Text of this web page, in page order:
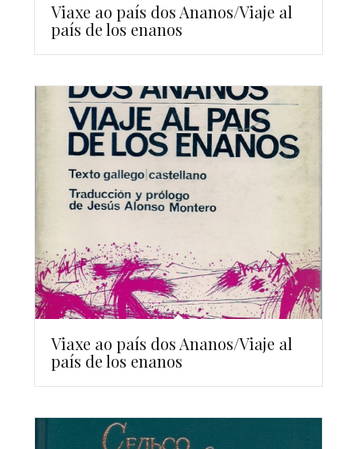
Viaxe ao país dos Ananos/Viaje al
país de los enanos
Viaxe ao país dos Ananos/Viaje al
país de los enanos